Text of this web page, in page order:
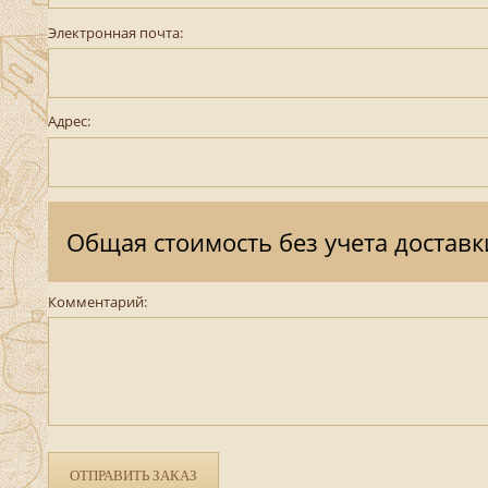
Электронная почта:
Адрес:
Общая стоимость без учета
Комментарий:
ОТПРАВИТЬ ЗАКАЗ